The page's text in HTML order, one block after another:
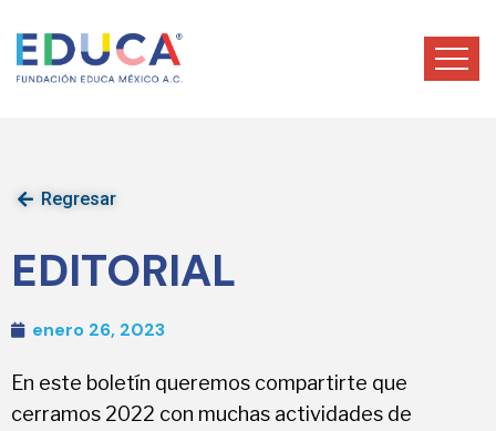
Regresar
EDITORIAL
enero 26, 2023
En este boletín queremos compartirte que
cerramos 2022 con muchas actividades de